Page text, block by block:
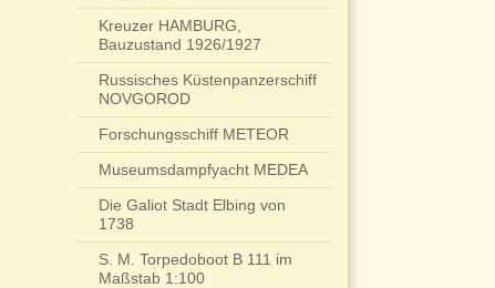
Kreuzer HAMBURG,
Bauzustand 1926/1927
Russisches Küstenpanzerschiff
NOVGOROD
Forschungsschiff METEOR
Museumsdampfyacht MEDEA
Die Galiot Stadt Elbing von
1738
S. M. Torpedoboot B 111 im
Maßstab 1:100